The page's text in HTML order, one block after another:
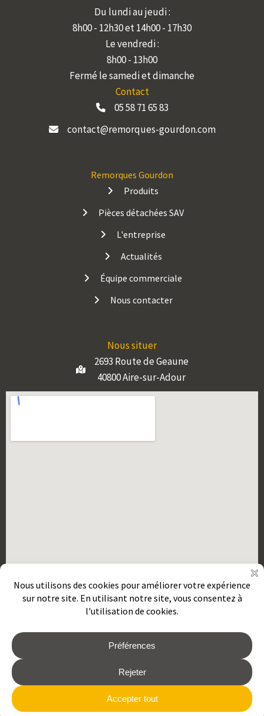
Du lundi au jeudi :
8h00 - 12h30 et 14h00 - 17h30
Le vendredi :
8h00 - 13h00
Fermé le samedi et dimanche
Contact
05 58 71 65 83
contact@remorques-gourdon.com
Remorques Gourdon
Produits
Pièces détachées SAV
L'entreprise
Actualités
Équipe commerciale
Nous contacter
Nous situer
2693 Route de Geaune
40800 Aire-sur-Adour
Mentions Légales
Politique de confidentialité